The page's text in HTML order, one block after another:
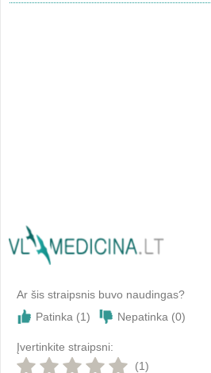
Ar šis straipsnis buvo naudingas?
Patinka (1) Nepatinka (0)
Įvertinkite straipsni:
(1)